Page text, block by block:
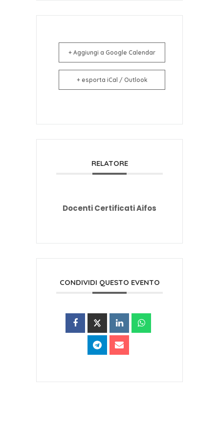
+ Aggiungi a Google Calendar
+ esporta iCal / Outlook
RELATORE
Docenti Certificati Aifos
CONDIVIDI QUESTO EVENTO